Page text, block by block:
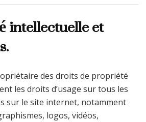
intellectuelle et
des droits de propriété
les droits d’usage sur tous les
sur le site internet, notamment
logos, vidéos,